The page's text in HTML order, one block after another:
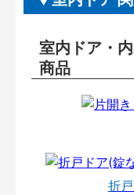
室内ドア・
商品
折